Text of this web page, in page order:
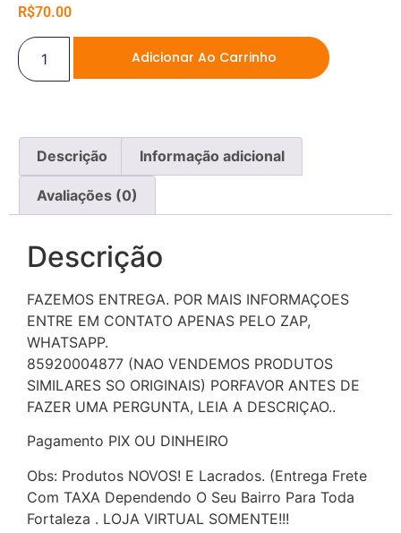
R$70.00
Adicionar Ao Carrinho
Descrição Informação adicional
Avaliações (0)
Descrição
FAZEMOS ENTREGA. POR MAIS INFORMAÇOES
ENTRE EM CONTATO APENAS PELO ZAP,
WHATSAPP.
85920004877 (NAO VENDEMOS PRODUTOS
SIMILARES SO ORIGINAIS) PORFAVOR ANTES DE
FAZER UMA PERGUNTA, LEIA A DESCRIÇAO..
Pagamento PIX OU DINHEIRO
Obs: Produtos NOVOS! E Lacrados. (Entrega Frete
Com TAXA Dependendo O Seu Bairro Para Toda
Fortaleza . LOJA VIRTUAL SOMENTE!!!